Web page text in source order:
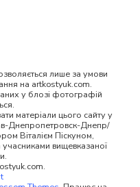
лише за умови
на artkostyuk.com.
у блозі фотографій
матеріали цього сайту у
Днепропетровск-Днепр/
Віталієм Піскуном,
вищевказаної